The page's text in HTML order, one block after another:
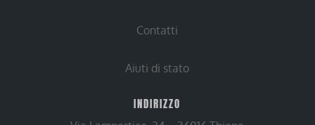
Contatti
Aiuti di stato
INDIRIZZO